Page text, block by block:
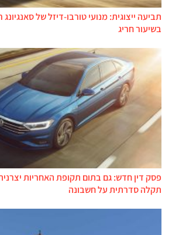
תביעה ייצוגית: מנועי טורבו-דיזל של
בשיעור חריג
פסק דין חדש: גם בתום תקופת האחריות
תקלה סדרתית על חשבונה